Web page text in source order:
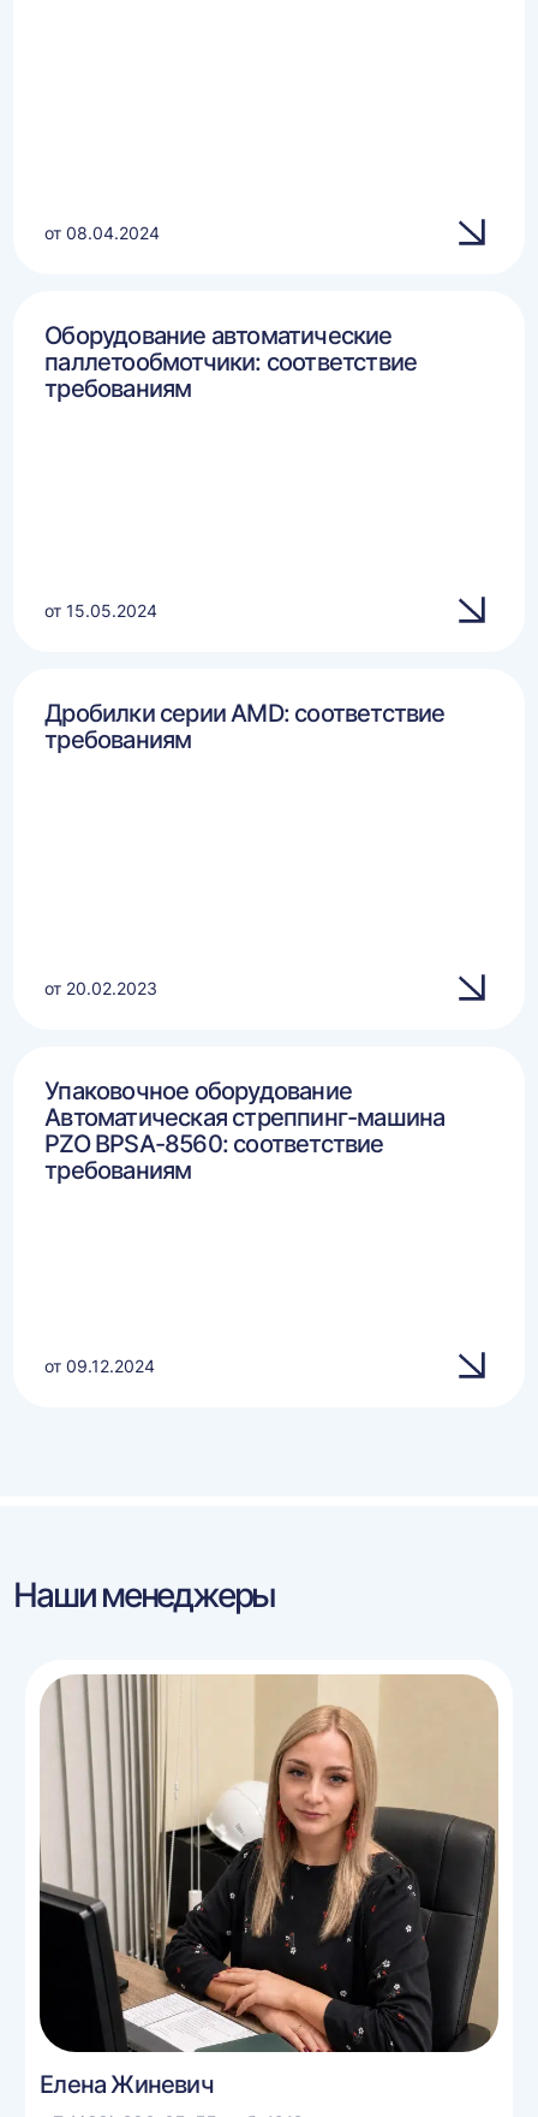
от 08.04.2024
Оборудование автоматические
паллетообмотчики: соответствие
требованиям
от 15.05.2024
Дробилки серии AMD: соответствие
требованиям
от 20.02.2023
Упаковочное оборудование
Автоматическая стреппинг-машина
PZO BPSA-8560: соответствие
требованиям
от 09.12.2024
Наши менеджеры
Елена Жиневич